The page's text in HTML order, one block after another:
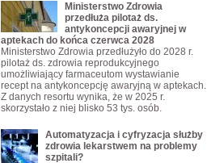
Ministerstwo Zdrowia
przedłuża pilotaż ds.
antykoncepcji awaryjnej w
aptekach do końca czerwca 2028
Ministerstwo Zdrowia przedłużyło do 2028 r.
pilotaż ds. zdrowia reprodukcyjnego
umożliwiający farmaceutom wystawianie
recept na antykoncepcję awaryjną w aptekach.
Z danych resortu wynika, że w 2025 r.
skorzystało z niej blisko 53 tys. osób.
Automatyzacja i cyfryzacja służby
zdrowia lekarstwem na problemy
szpitali?